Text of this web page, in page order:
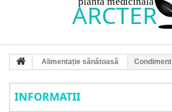
Alimentație sănătoasă Condiment
INFORMATII